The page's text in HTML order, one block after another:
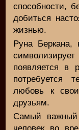
способности,
добиться
жизнью.
Руна Беркана,
появляется в
потребуется
любовь к
друзьям.
Самый важный